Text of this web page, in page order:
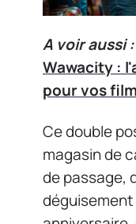
A voir aussi :
Wawacity :
pour vos
Ce double
magasin de
de passage,